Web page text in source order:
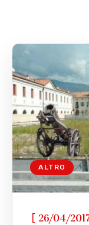
ALTRO
[ 26/04/